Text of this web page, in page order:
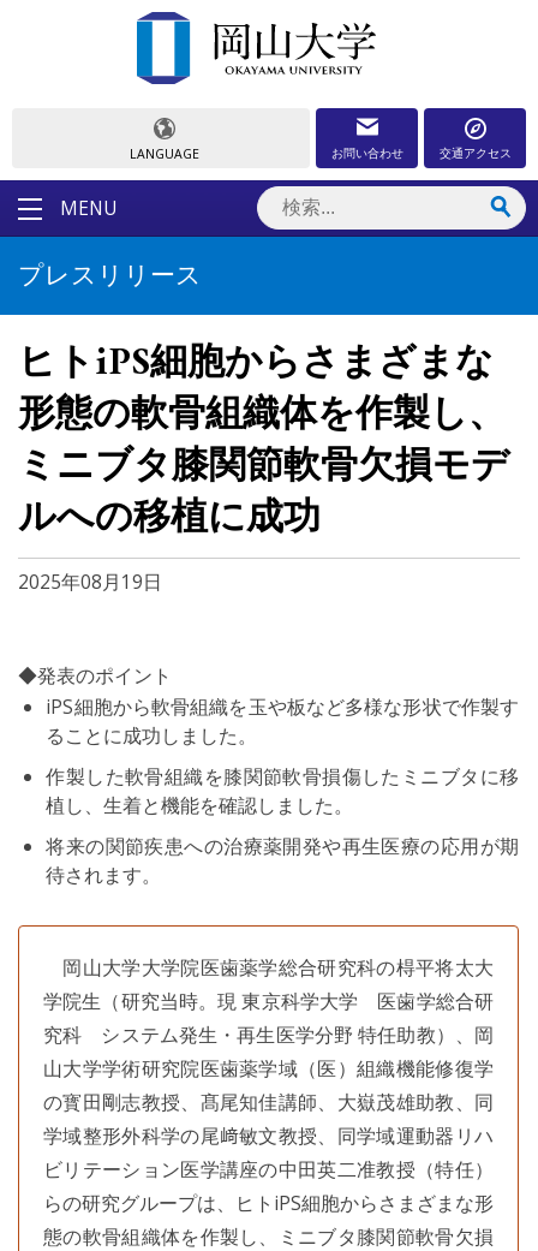
LANGUAGE お問い合わせ 交通アクセス
MENU
プレスリリース
ヒトiPS細胞からさまざまな
形態の軟骨組織体を作製し、
ミニブタ膝関節軟骨欠損モデ
ルへの移植に成功
2025年08月19日
◆発表のポイント
iPS細胞から軟骨組織を玉や板など多様な形状で作製す
ることに成功しました。
作製した軟骨組織を膝関節軟骨損傷したミニブタに移
植し、生着と機能を確認しました。
将来の関節疾患への治療薬開発や再生医療の応用が期
待されます。
岡山大学大学院医歯薬学総合研究科の棏平将太大
学院生（研究当時。現 東京科学大学 医歯学総合研
究科 システム発生・再生医学分野 特任助教）、岡
山大学学術研究院医歯薬学域（医）組織機能修復学
の寳田剛志教授、髙尾知佳講師、大嶽茂雄助教、同
学域整形外科学の尾﨑敏文教授、同学域運動器リハ
ビリテーション医学講座の中田英二准教授（特任）
らの研究グループは、ヒトiPS細胞からさまざまな形
態の軟骨組織体を作製し、ミニブタ膝関節軟骨欠損